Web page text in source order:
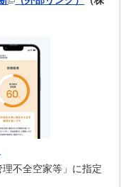
理不全空家等」に指定